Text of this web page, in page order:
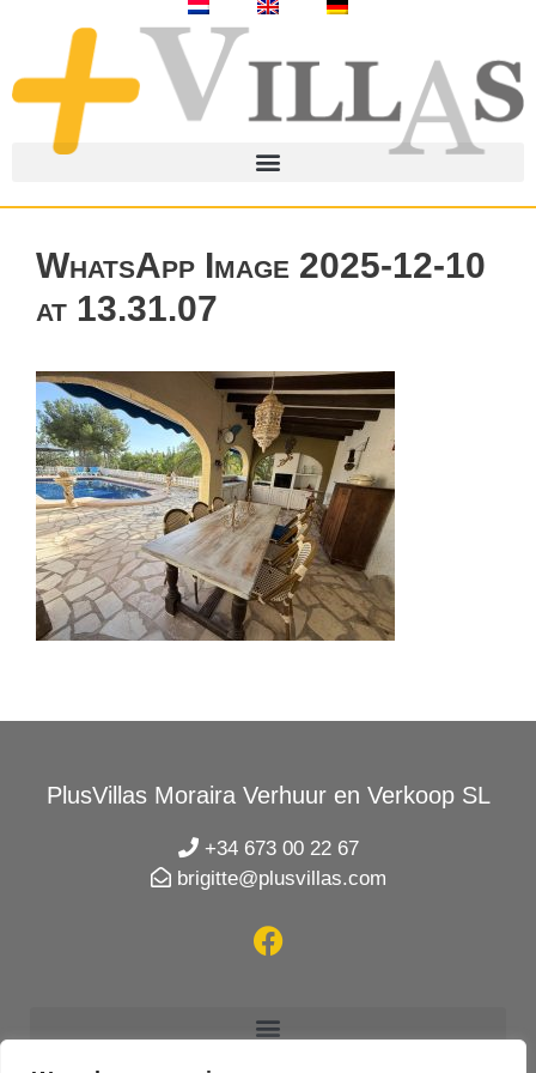
WhatsApp Image 2025-12-10
at 13.31.07
PlusVillas Moraira Verhuur en Verkoop SL
+34 673 00 22 67
brigitte@plusvillas.com